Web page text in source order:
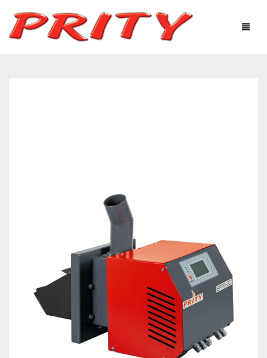
МОНТАЖНИЦИ ПЕЛЕТНИ ИЗДЕЛИЯ
МОНТАЖНИЦИ ВОИ
Ελληνικά